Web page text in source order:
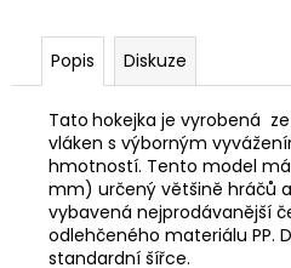
Popis Diskuze
Tato hokejka je vyrobená
vláken s výborným
hmotností. Tento model
mm) určený většině hráčů
vybavená nejprodávanější
odlehčeného materiálu PP.
standardní šířce.